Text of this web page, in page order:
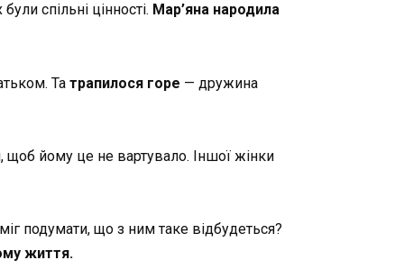
спільні цінності. Мар’яна народила
Та трапилося горе — дружина
щоб йому це не вартувало. Іншої жінки
подумати, що з ним таке відбудеться?
життя.